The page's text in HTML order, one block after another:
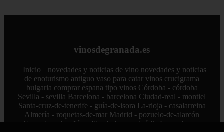
vinosdegranada.es
Inicio novedades y noticias de vino novedades y noticias
de enoturismo antiguo vaso para catar vinos crucigrama
bulgaria comprar espana tipo vinos Córdoba - córdoba
Sevilla - sevilla Barcelona - barcelona Ciudad-real - montiel
Santa-cruz-de-tenerife - guía-de-isora La-rioja - casalarreina
Almería - roquetas-de-mar Madrid - pozuelo-de-alarcón
Granada - almuñécar
Illes-balears - alcúdia
Las-palmas -